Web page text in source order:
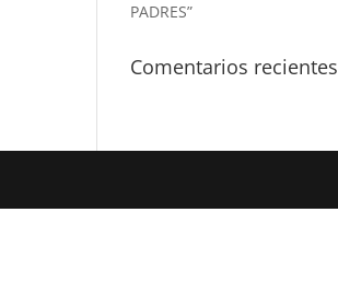
PADRES”
Comentarios recientes